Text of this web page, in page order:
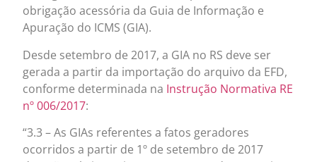
obrigação acessória da Guia de Informação e
Apuração do ICMS (GIA).
Desde setembro de 2017, a GIA no RS deve ser
gerada a partir da importação do arquivo da EFD,
conforme determinada na Instrução Normativa RE
nº 006/2017:
“3.3 – As GIAs referentes a fatos geradores
ocorridos a partir de 1º de setembro de 2017